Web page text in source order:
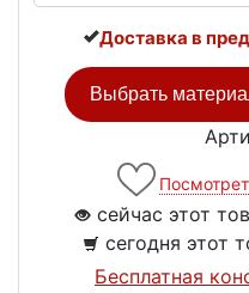
Доставка в
Выбрать
сейчас этот
сегодня этот
Бесплатная